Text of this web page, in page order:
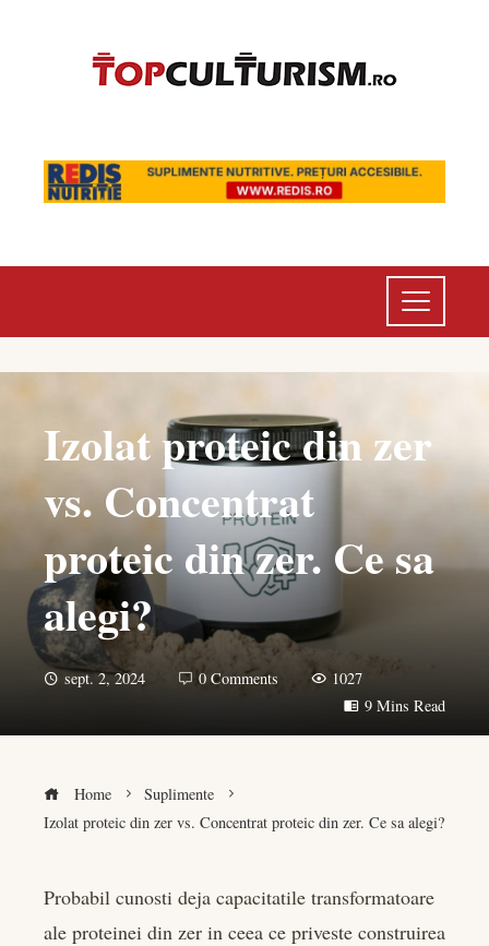
Izolat proteic din zer
vs. Concentrat
proteic din zer. Ce sa
alegi?
sept. 2, 2024 0 Comments
1027
9 Mins Read
Home
Suplimente
Izolat proteic din zer vs. Concentrat proteic din zer. Ce sa alegi?
Probabil cunosti deja capacitatile transformatoare
ale proteinei din zer in ceea ce priveste construirea